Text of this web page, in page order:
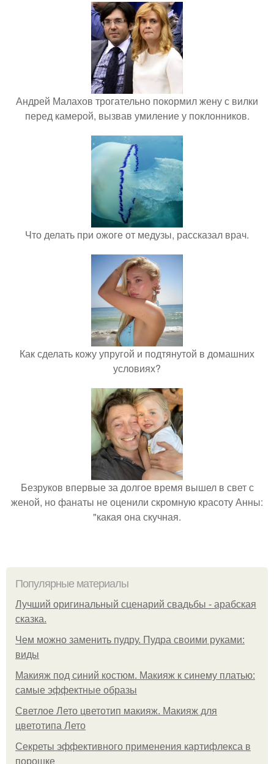
Андрей Малахов трогательно покормил жену с вилки
перед камерой, вызвав умиление у поклонников.
Что делать при ожоге от медузы, рассказал врач.
Как сделать кожу упругой и подтянутой в домашних
условиях?
Безруков впервые за долгое время вышел в свет с
женой, но фанаты не оценили скромную красоту Анны:
"какая она скучная.
Популярные материалы
Лучший оригинальный сценарий свадьбы - арабская
сказка.
Чем можно заменить пудру. Пудра своими руками:
виды
Макияж под синий костюм. Макияж к синему платью:
самые эффектные образы
Светлое Лето цветотип макияж. Макияж для
цветотипа Лето
Секреты эффективного применения картифлекса в
порошке